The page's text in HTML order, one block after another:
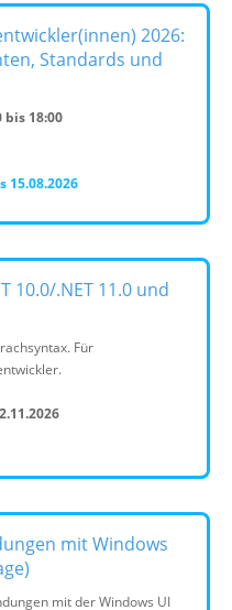
2026:
Standards und
bis 18:00
15.08.2026
10.0/.NET 11.0 und
Für
mit Windows
mit der Windows UI